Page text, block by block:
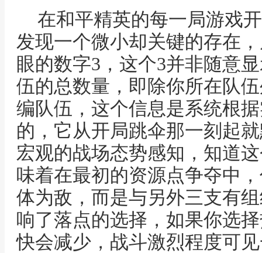
在和平精英的每一局游戏
发现一个微小却关键的存在
眼的数字3，这个3并非随意
伍的总数量，即除你所在队
编队伍，这个信息是系统根
的，它从开局跳伞那一刻起
宏观的战场态势感知，知道
味着在最初的资源点争夺中
体为敌，而是与另外三支有
响了落点的选择，如果你选
快会减少，战斗激烈程度可